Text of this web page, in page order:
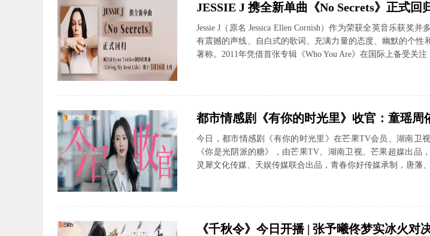
JESSIE J 携全新单曲《No Secrets》正式回
Jessie J（原名 Jessica Ellen Cornish）作为荣获全英音乐获奖
有震撼的声线、自白式的歌词、充满力量的态度、幽默的个性
著称。2011年凭借首张专辑《Who You Are》在国际上备受关注
都市情感剧《有你的时光里》收官：童瑶周
今日，都市情感剧《有你的时光里》在芒果TV会员、湖南卫
《你是光阴派的糖》，由芒果TV、湖南卫视、芒果超媒出品
灵犀文化传媒、天娱传媒联合出品，青春你好传媒承制，唐藩、
《千秋令》今日开播 | 张予曦佟梦实冰火对